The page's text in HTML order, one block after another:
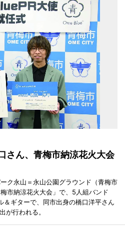
さん、青梅市納涼花火大会
ク永山＝永山公園グラウンド（青梅市
市納涼花火大会」で、5人組バンド
＆ギターで、同市出身の橋口洋平さん
が行われる。